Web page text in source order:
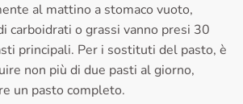
al mattino a stomaco vuoto,
carboidrati o grassi vanno presi 30
principali. Per i sostituti del pasto, è
non più di due pasti al giorno,
un pasto completo.